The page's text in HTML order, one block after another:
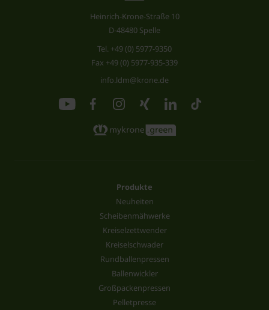
Heinrich-Krone-Straße 10
D-48480 Spelle
Tel. +49 (0) 5977-9350
Fax +49 (0) 5977-935-339
info.ldm@krone.de
Produkte
Neuheiten
Scheibenmähwerke
Kreiselzettwender
Kreiselschwader
Rundballenpressen
Ballenwickler
Großpackenpressen
Pelletpresse